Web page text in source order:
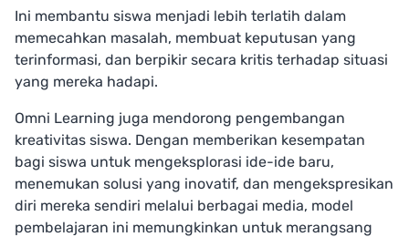
Ini membantu siswa menjadi lebih terlatih dalam
memecahkan masalah, membuat keputusan yang
terinformasi, dan berpikir secara kritis terhadap situasi
yang mereka hadapi.
Omni Learning juga mendorong pengembangan
kreativitas siswa. Dengan memberikan kesempatan
bagi siswa untuk mengeksplorasi ide-ide baru,
menemukan solusi yang inovatif, dan mengekspresikan
diri mereka sendiri melalui berbagai media, model
pembelajaran ini memungkinkan untuk merangsang